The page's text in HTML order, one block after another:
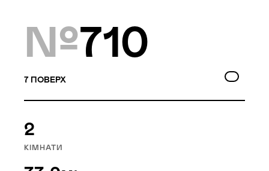
Комплекс складається з
9 поверхів, а також трьох
таунхаусів по 3 поверхи.
як частина природного
№710
7 ПОВЕРХ
2
КІМНАТИ